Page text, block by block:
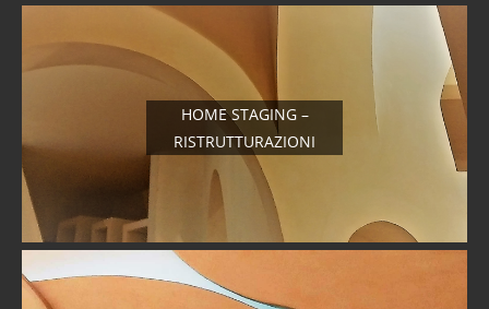
HOME STAGING –
RISTRUTTURAZIONI